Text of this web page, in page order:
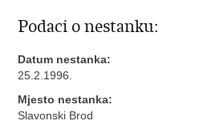
Podaci o nestanku:
Datum nestanka:
25.2.1996.
Mjesto nestanka:
Slavonski Brod